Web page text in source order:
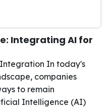
Integrating AI for
In today's
companies
to remain
Intelligence (AI)